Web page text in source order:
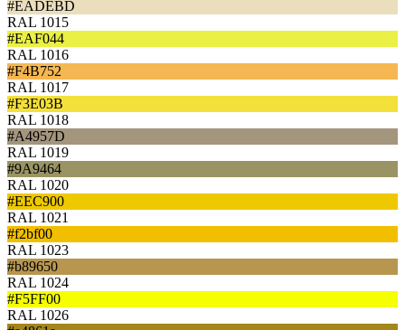
#EADEBD
RAL 1015
#EAF044
RAL 1016
#F4B752
RAL 1017
#F3E03B
RAL 1018
#A4957D
RAL 1019
#9A9464
RAL 1020
#EEC900
RAL 1021
#f2bf00
RAL 1023
#b89650
RAL 1024
#F5FF00
RAL 1026